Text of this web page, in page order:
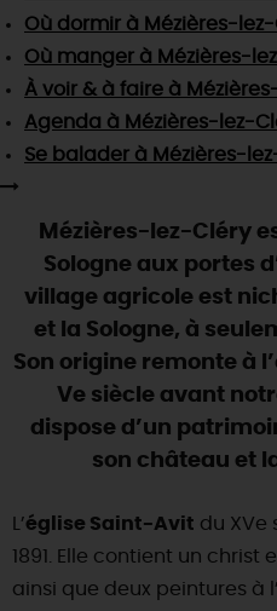
TOUTES
Visitesgourmandeset
Vins etvignobles
Chic, une aire de pique-
Par ici les guinguettes
Que rapporter du Loiret ?
TOUT
Des vacances
(re)Découvrir les
Expérimenter
Rendez-vous
Des sorties en
Programme des
Où
SE REPÉRER,
INFOS &
RÉSERVER
Où dormir à Mézières-
Où manger à Mézières-
À voir & à faire à
Agenda à Mézières-lez-
Se balader à Mézières-
Mézières-lez-Cléry
Sologne aux portes
village agricole est
et la Sologne, à
Son origine remonte à
Ve siècle avant
dispose d’un
son château et
L’église Saint-Avit du XVe
1891. Elle contient un christ
ainsi que deux peintures à